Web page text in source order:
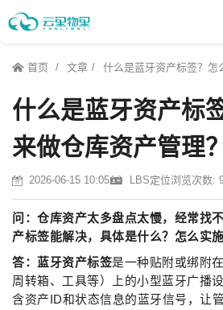
首页 文章 什么是蓝牙资产标签？怎
什么是蓝牙资产标
来做仓库资产管理？
2026-06-15 10:05 LBS定位浏览次数:
问：仓库资产太多盘点太慢，经常找
产标签能解决，具体是什么？怎么实施
答：
蓝牙资产标签是一种贴附或绑附
周转箱、工具等）上的小型蓝牙广播
含资产ID和状态信息的蓝牙信号，让